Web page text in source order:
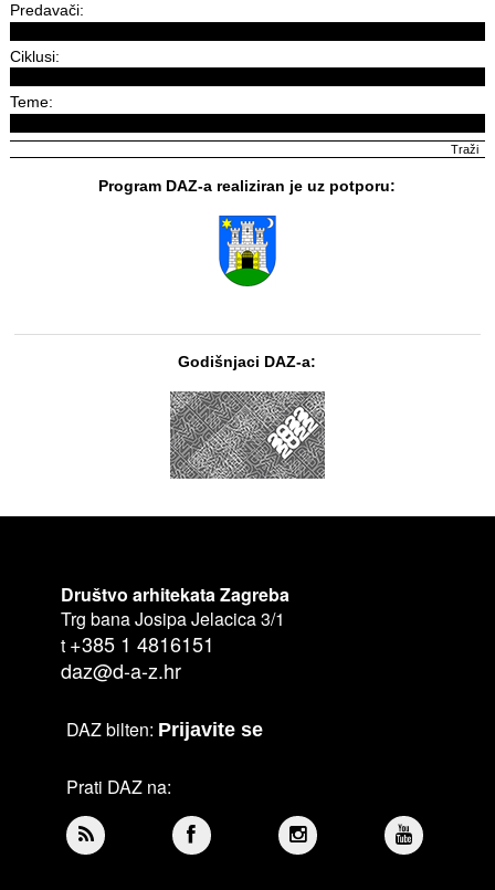
Predavači:
Ciklusi:
Teme:
Program DAZ-a realiziran je uz potporu:
Godišnjaci DAZ-a:
Društvo arhitekata Zagreba
Trg bana Josipa Jelacica 3/1
t +385 1 4816151
daz@d-a-z.hr
DAZ bilten: Prijavite se
Prati DAZ na: